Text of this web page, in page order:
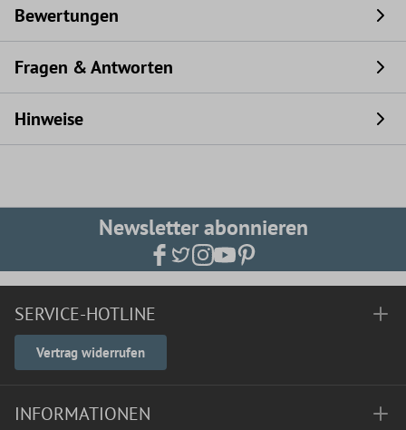
Bewertungen
Fragen & Antworten
Hinweise
Newsletter abonnieren
SERVICE-HOTLINE
Vertrag widerrufen
INFORMATIONEN